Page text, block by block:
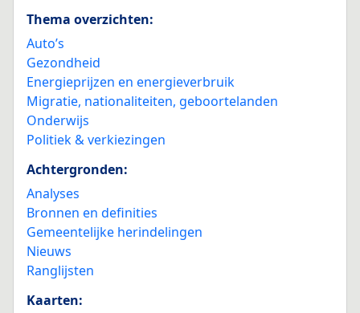
Thema overzichten:
Auto’s
Gezondheid
Energieprijzen en energieverbruik
Migratie, nationaliteiten, geboortelanden
Onderwijs
Politiek & verkiezingen
Achtergronden:
Analyses
Bronnen en definities
Gemeentelijke herindelingen
Nieuws
Ranglijsten
Kaarten: